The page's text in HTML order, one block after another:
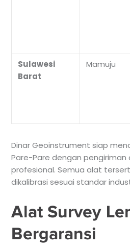
Sulawesi
Barat
Mamuju
Dinar Geoinstrument siap
Pare-Pare dengan
profesional. Semua alat
dikalibrasi sesuai standar
Alat Survey
Bergaransi